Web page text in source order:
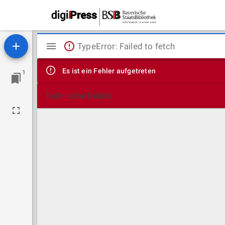
1
Mirador
Viewer
TypeError: Failed to fetch
Es ist ein Fehler aufgetreten
Technische Details